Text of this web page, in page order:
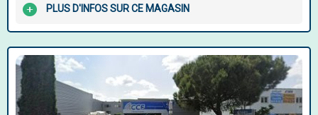
PLUS D'INFOS SUR CE MAGASIN